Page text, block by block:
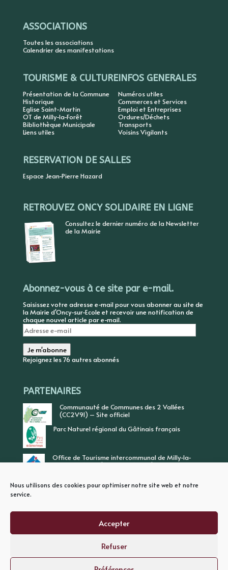
Nous utilisons des cookies pour optimiser notre site web et notre
service.
Accepter
Refuser
ASSOCIATIONS
Toutes les associations
Calendrier des manifestations
TOURISME & CULTURE
Présentation de la Commune
Historique
Eglise Saint-Martin
OT de Milly-la-Forêt
Bibliothèque Municipale
Liens utiles
INFOS GENERALES
Numéros utiles
Commerces et Services
Emploi et Entreprises
Ordures/Déchets
Transports
Voisins Vigilants
RESERVATION DE SALLES
Espace Jean-Pierre Hazard
RETROUVEZ ONCY SOLIDAIRE EN LIGNE
Consultez le dernier numéro de la Newsletter
de la Mairie
Abonnez-vous à ce site par e-mail.
Saisissez votre adresse e-mail pour vous abonner au site de
la Mairie d'Oncy-sur-Ecole et recevoir une notification de
chaque nouvel article par e-mail.
Adresse
e-
mail
Je m'abonne
Rejoignez les 76 autres abonnés
PARTENAIRES
Communauté de Communes des 2 Vallées
(CC2V91) – Site officiel
Parc Naturel régional du Gâtinais français
Office de Tourisme intercommunal de Milly-la-
Forêt, Vallée de l’Ecole, Vallée de l’Essonne
MENTIONS LEGALES
POLITIQUE DE CONFIDENTIALITE